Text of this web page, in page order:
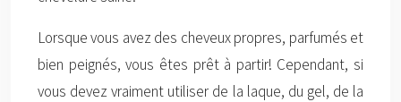
Lorsque vous avez des cheveux propres, parfumés et
bien peignés, vous êtes prêt à partir! Cependant, si
vous devez vraiment utiliser de la laque, du gel, de la